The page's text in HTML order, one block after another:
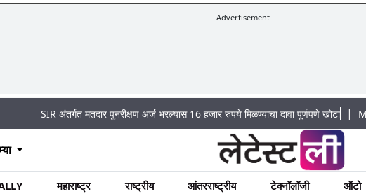
Advertisement
अंतर्गत मतदार पुनरीक्षण अर्ज भरल्यास 16 हजार रुपये मिळण्याचा दावा पूर्णपणे खोटा|Mumbai Lake
महाराष्ट्र राष्ट्रीय आंतरराष्ट्रीय टेक्नॉलॉजी ऑटो